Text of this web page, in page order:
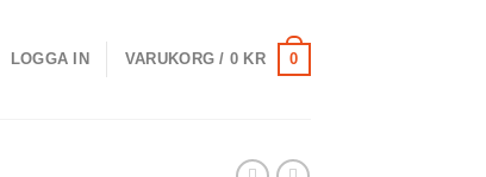
LOGGA IN VARUKORG / 0 KR 0